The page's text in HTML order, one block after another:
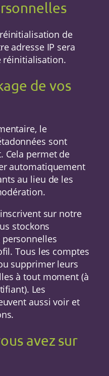
de
adresse IP sera
réinitialisation.
de vos
le
sont
Cela permet de
automatiquement
au lieu de les
sur notre
stockons
Tous les comptes
supprimer leurs
à tout moment (à
Les
aussi voir et
avez sur